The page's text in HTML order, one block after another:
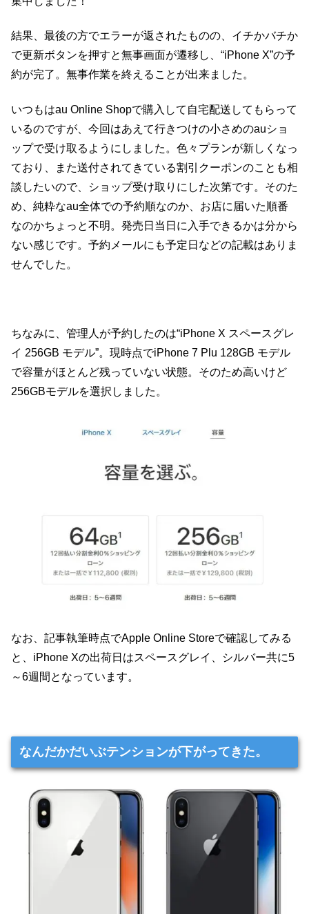
結果、最後の方でエラーが返されたものの、イチかバチか
で更新ボタンを押すと無事画面が遷移し、“iPhone X”の予
約が完了。無事作業を終えることが出来ました。
いつもはau Online Shopで購入して自宅配送してもらって
いるのですが、今回はあえて行きつけの小さめのauショ
ップで受け取るようにしました。色々プランが新しくなっ
ており、また送付されてきている割引クーポンのことも相
談したいので、ショップ受け取りにした次第です。そのた
め、純粋なau全体での予約順なのか、お店に届いた順番
なのかちょっと不明。発売日当日に入手できるかは分から
ない感じです。予約メールにも予定日などの記載はありま
せんでした。
ちなみに、管理人が予約したのは“iPhone X スペースグレ
イ 256GB モデル”。現時点でiPhone 7 Plu 128GB モデル
で容量がほとんど残っていない状態。そのため高いけど
256GBモデルを選択しました。
なお、記事執筆時点でApple Online Storeで確認してみる
と、iPhone Xの出荷日はスペースグレイ、シルバー共に5
～6週間となっています。
なんだかだいぶテンションが下がってきた。